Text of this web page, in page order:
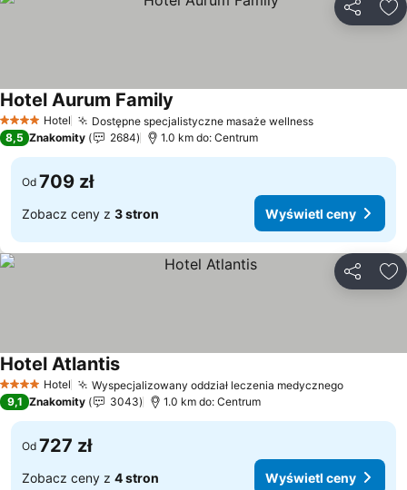
4 KategoriaHotel Dostępne specjalistyczne masaże wellness
Hotel Aurum Family
8,5 Znakomity 2684 1.0 km do: Centrum
Od 709 zł
Zobacz ceny z 3 stron Wyświetl ceny
4 KategoriaHotel Wyspecjalizowany oddział leczenia medycznego
Hotel Atlantis
9,1 Znakomity 3043 1.0 km do: Centrum
Od 727 zł
Zobacz ceny z 4 stron Wyświetl ceny